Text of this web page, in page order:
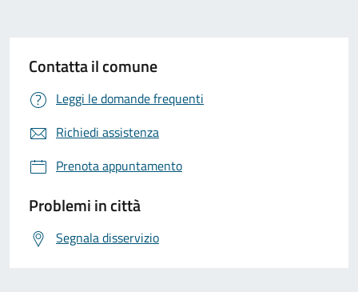
Contatta il comune
Leggi le domande frequenti
Richiedi assistenza
Prenota appuntamento
Problemi in città
Segnala disservizio